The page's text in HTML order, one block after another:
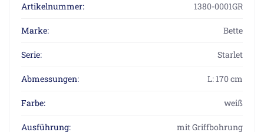
Artikelnummer: 1380-0001GR
Marke: Bette
Serie: Starlet
Abmessungen: L: 170 cm
Farbe: weiß
Ausführung: mit Griffbohrung